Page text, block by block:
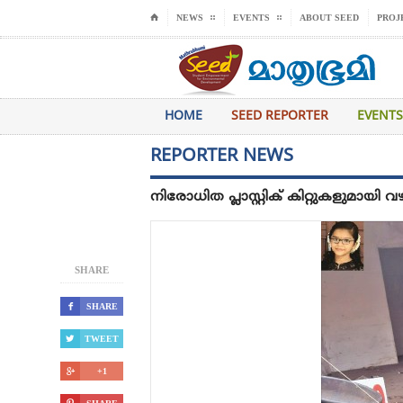
⌂ NEWS EVENTS ABOUT SEED
HOME SEED REPORTER EVENTS
SHARE
 SHARE
 TWEET
 +1
REPORTER NEWS
നിരോധിത പ്ലാസ്റ്റിക് കിറ്റുകളുമായി